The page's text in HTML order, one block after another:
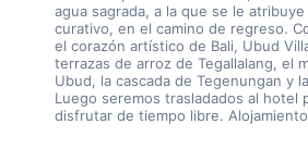
agua sagrada, a la que se le
curativo, en el camino de regreso.
el corazón artístico de Bali, Ubud
terrazas de arroz de Tegallalang, el
Ubud, la cascada de Tegenungan y
Luego seremos trasladados al hotel
disfrutar de tiempo libre.